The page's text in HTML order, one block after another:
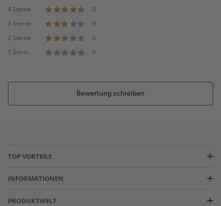
4 Sterne
0
3 Sterne
0
2 Sterne
0
1 Stern
0
Bewertung schreiben
TOP VORTEILE
INFORMATIONEN
PRODUKTWELT